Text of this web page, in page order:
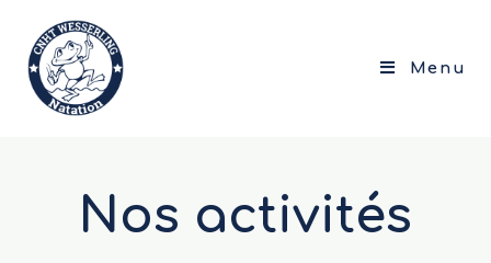
Menu
Nos activités